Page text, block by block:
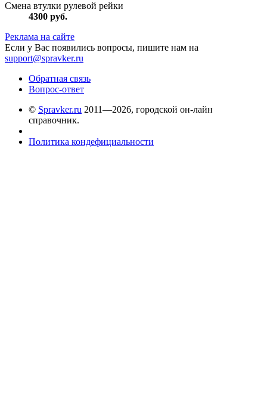
Смена втулки рулевой рейки
4300 руб.
Реклама на сайте
Если у Вас появились вопросы, пишите нам на
support@spravker.ru
Обратная связь
Вопрос-ответ
© Spravker.ru 2011—2026, городской он-лайн
справочник.
Политика кондефициальности